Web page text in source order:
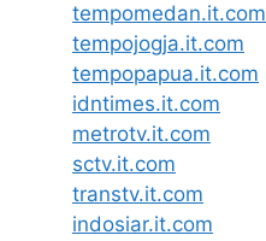
tempomedan.it.com
tempojogja.it.com
tempopapua.it.com
idntimes.it.com
metrotv.it.com
sctv.it.com
transtv.it.com
indosiar.it.com